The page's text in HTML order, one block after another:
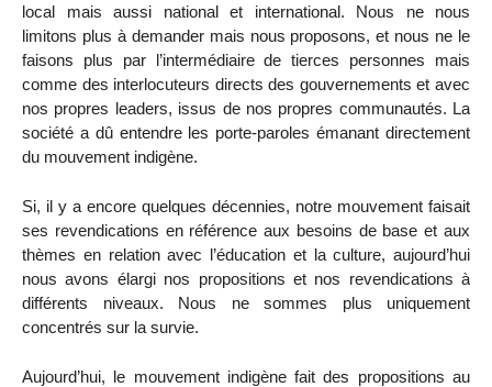
local mais aussi national et international. Nous ne nous
limitons plus à demander mais nous proposons, et nous ne le
faisons plus par l’intermédiaire de tierces personnes mais
comme des interlocuteurs directs des gouvernements et avec
nos propres leaders, issus de nos propres communautés. La
société a dû entendre les porte-paroles émanant directement
du mouvement indigène.
Si, il y a encore quelques décennies, notre mouvement faisait
ses revendications en référence aux besoins de base et aux
thèmes en relation avec l’éducation et la culture, aujourd’hui
nous avons élargi nos propositions et nos revendications à
différents niveaux. Nous ne sommes plus uniquement
concentrés sur la survie.
Aujourd’hui, le mouvement indigène fait des propositions au